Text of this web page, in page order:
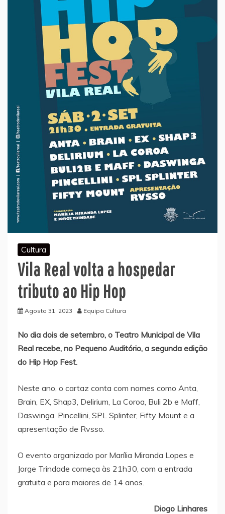
Cultura
Vila Real volta a hospedar
tributo ao Hip Hop
Agosto 31, 2023 Equipa Cultura
No dia dois de setembro, o Teatro Municipal de Vila
Real recebe, no Pequeno Auditório, a segunda edição
do Hip Hop Fest.
Neste ano, o cartaz conta com nomes como Anta,
Brain, EX, Shap3, Delirium, La Coroa, Buli 2b e Maff,
Daswinga, Pincellini, SPL Splinter, Fifty Mount e a
apresentação de Rvsso.
O evento organizado por Marília Miranda Lopes e
Jorge Trindade começa às 21h30, com a entrada
gratuita e para maiores de 14 anos.
Diogo Linhares